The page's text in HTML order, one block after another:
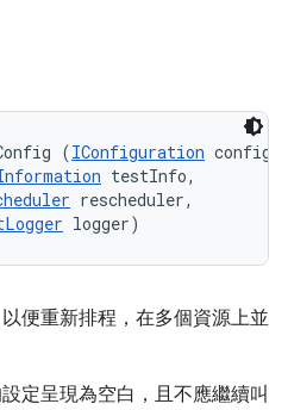
(IConfiguration
testInfo,
rescheduler,
logger)
便重新排程，在多個資源上並
定呈現為空白，且不應繼續叫